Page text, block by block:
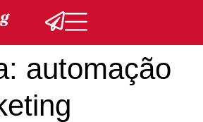
automação